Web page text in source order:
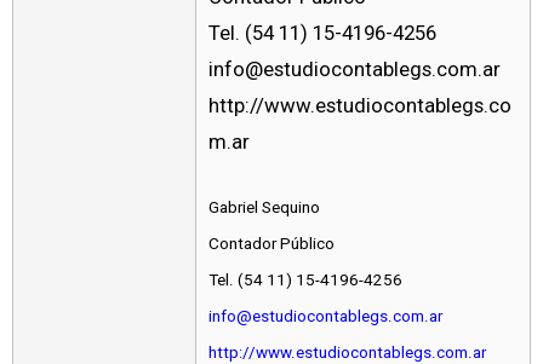
Tel. (54 11) 15-4196-4256
info@estudiocontablegs.com.ar
http://www.estudiocontablegs.co
m.ar
Gabriel Sequino
Contador Público
Tel. (54 11) 15-4196-4256
info@estudiocontablegs.com.ar
http://www.estudiocontablegs.com.ar